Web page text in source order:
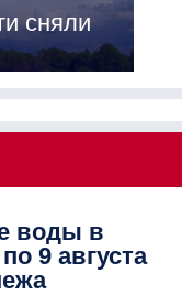
сняли
воды в
9 августа